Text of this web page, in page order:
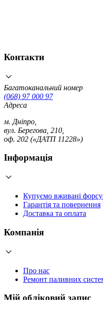
Контакти
Багатоканальний номер
(068) 97 000 97
Адреса
м. Дніпро,
вул. Берегова, 210,
оф. 202 («ДАТП 11228»)
Інформація
Купуємо вживані
Гарантія та повернення
Доставка та оплата
Компанія
Про нас
Ремонт паливних
Мій обліковий запис